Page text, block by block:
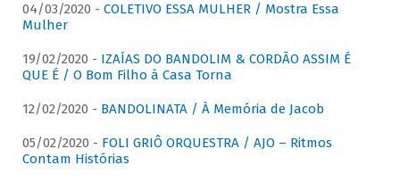
04/03/2020 - COLETIVO ESSA MULHER / Mostra Essa
Mulher
19/02/2020 - IZAÍAS DO BANDOLIM & CORDÃO ASSIM É
QUE É / O Bom Filho à Casa Torna
12/02/2020 - BANDOLINATA / À Memória de Jacob
05/02/2020 - FOLI GRIÔ ORQUESTRA / AJO – Ritmos
Contam Histórias